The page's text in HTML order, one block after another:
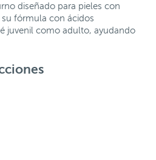
diseñado para pieles con
fórmula con ácidos
juvenil como adulto, ayudando